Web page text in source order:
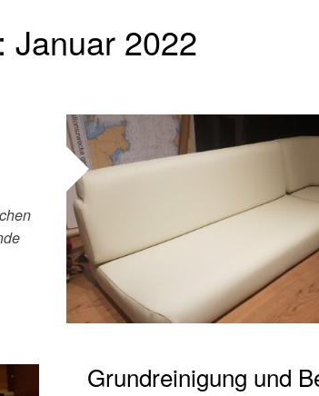
Januar 2022
Grundreinigung und